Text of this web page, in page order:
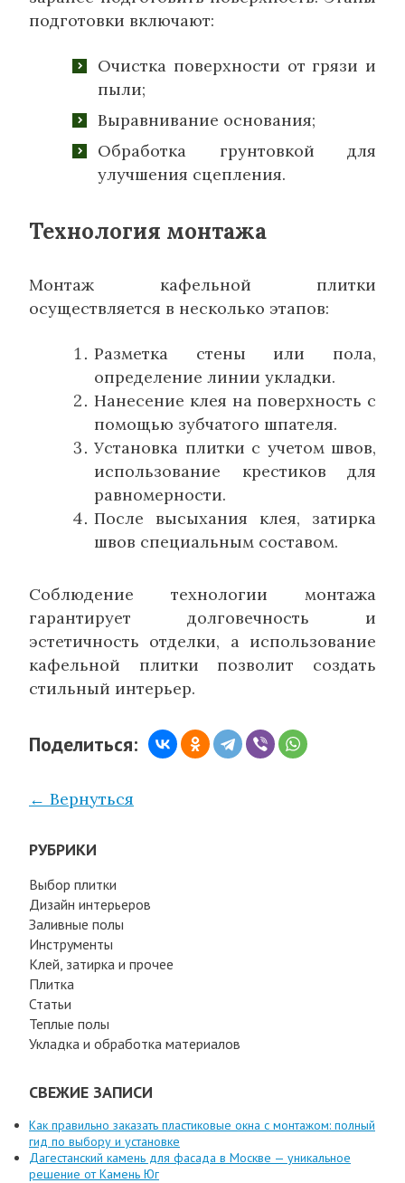
подготовки включают:
Очистка поверхности от грязи и
пыли;
Выравнивание основания;
Обработка грунтовкой для
улучшения сцепления.
Технология монтажа
Монтаж кафельной плитки
осуществляется в несколько этапов:
Разметка стены или пола,
определение линии укладки.
Нанесение клея на поверхность с
помощью зубчатого шпателя.
Установка плитки с учетом швов,
использование крестиков для
равномерности.
После высыхания клея, затирка
швов специальным составом.
Соблюдение технологии монтажа
гарантирует долговечность и
эстетичность отделки, а использование
кафельной плитки позволит создать
стильный интерьер.
Поделиться:
← Вернуться
РУБРИКИ
Выбор плитки
Дизайн интерьеров
Заливные полы
Инструменты
Клей, затирка и прочее
Плитка
Статьи
Теплые полы
Укладка и обработка материалов
СВЕЖИЕ ЗАПИСИ
Как правильно заказать пластиковые окна с монтажом: полный
гид по выбору и установке
Дагестанский камень для фасада в Москве — уникальное
решение от Камень Юг